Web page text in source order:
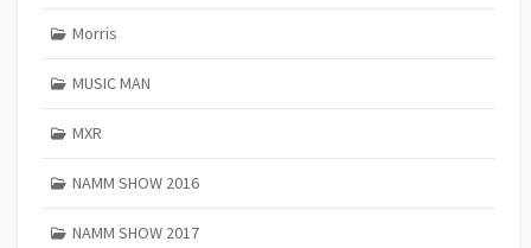
Morris
MUSIC MAN
MXR
NAMM SHOW 2016
NAMM SHOW 2017